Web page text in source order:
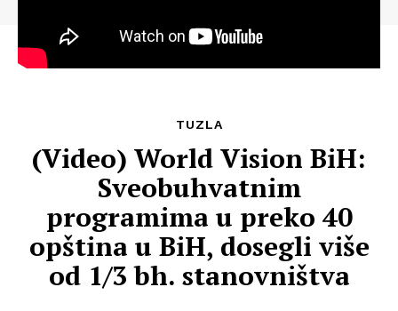
TUZLA
(Video) World Vision BiH:
Sveobuhvatnim
programima u preko 40
opština u BiH, dosegli više
od 1/3 bh. stanovništva